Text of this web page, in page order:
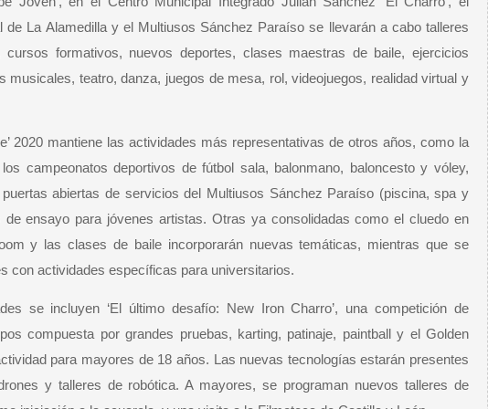
de La Alamedilla y el Multiusos Sánchez Paraíso se llevarán a cabo talleres
cursos formativos, nuevos deportes, clases maestras de baile, ejercicios
musicales, teatro, danza, juegos de mesa, rol, videojuegos, realidad virtual y
2020 mantiene las actividades más representativas de otros años, como la
campeonatos deportivos de fútbol sala, balonmano, baloncesto y vóley,
abiertas de servicios del Multiusos Sánchez Paraíso (piscina, spa y
ensayo para jóvenes artistas. Otras ya consolidadas como el cluedo en
y las clases de baile incorporarán nuevas temáticas, mientras que se
con actividades específicas para universitarios.
se incluyen ‘El último desafío: New Iron Charro’, una competición de
compuesta por grandes pruebas, karting, patinaje, paintball y el Golden
para mayores de 18 años. Las nuevas tecnologías estarán presentes
y talleres de robótica. A mayores, se programan nuevos talleres de